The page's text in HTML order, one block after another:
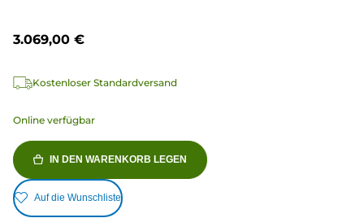
3.069,00 €
Kostenloser Standardversand
Online verfügbar
IN DEN WARENKORB LEGEN
Auf die Wunschliste